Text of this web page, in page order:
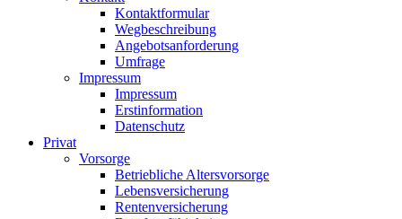
Kontaktformular
Wegbeschreibung
Angebotsanforderung
Umfrage
Impressum
Impressum
Erstinformation
Datenschutz
Privat
Vorsorge
Betriebliche Altersvorsorge
Lebensversicherung
Rentenversicherung